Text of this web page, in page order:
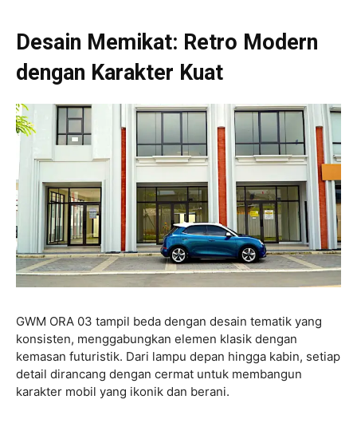
Desain Memikat: Retro Modern
dengan Karakter Kuat
GWM ORA 03 tampil beda dengan desain tematik yang
konsisten, menggabungkan elemen klasik dengan
kemasan futuristik. Dari lampu depan hingga kabin, setiap
detail dirancang dengan cermat untuk membangun
karakter mobil yang ikonik dan berani.